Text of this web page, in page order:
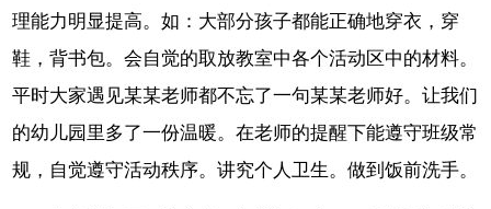
理能力明显提高。如：大部分孩子都能正确地穿衣，穿
鞋，背书包。会自觉的取放教室中各个活动区中的材料。
平时大家遇见某某老师都不忘了一句某某老师好。让我们
的幼儿园里多了一份温暖。在老师的提醒下能遵守班级常
规，自觉遵守活动秩序。讲究个人卫生。做到饭前洗手。